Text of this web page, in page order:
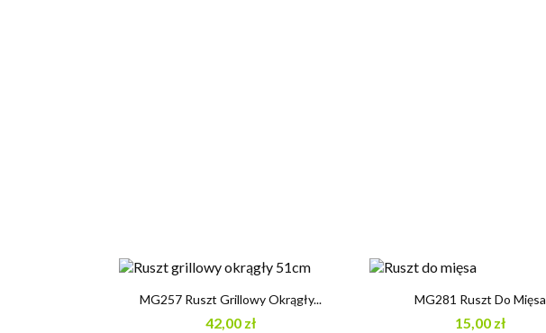
Szybki podgląd
MG257 Ruszt Grillowy Okrągły...
42,00 zł
Szybki podgląd
MG281 Ruszt Do Mięsa
15,00 zł